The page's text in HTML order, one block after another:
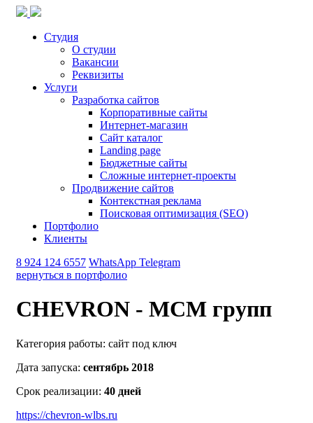
Студия
О студии
Вакансии
Реквизиты
Услуги
Разработка сайтов
Корпоративные сайты
Интернет-магазин
Сайт каталог
Landing page
Бюджетные сайты
Сложные интернет-проекты
Продвижение сайтов
Контекстная реклама
Поисковая оптимизация (SEO)
Портфолио
Клиенты
8 924 124 6557 WhatsApp Telegram
вернуться в портфолио
CHEVRON - МСМ групп
Категория работы: сайт под ключ
Дата запуска: сентябрь 2018
Срок реализации: 40 дней
https://chevron-wlbs.ru